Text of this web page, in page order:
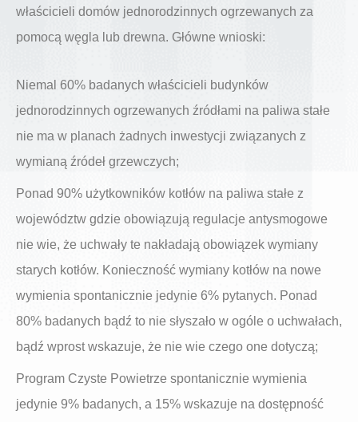
właścicieli domów jednorodzinnych ogrzewanych za
pomocą węgla lub drewna. Główne wnioski:
Niemal 60% badanych właścicieli budynków
jednorodzinnych ogrzewanych źródłami na paliwa stałe
nie ma w planach żadnych inwestycji związanych z
wymianą źródeł grzewczych;
Ponad 90% użytkowników kotłów na paliwa stałe z
województw gdzie obowiązują regulacje antysmogowe
nie wie, że uchwały te nakładają obowiązek wymiany
starych kotłów. Konieczność wymiany kotłów na nowe
wymienia spontanicznie jedynie 6% pytanych. Ponad
80% badanych bądź to nie słyszało w ogóle o uchwałach,
bądź wprost wskazuje, że nie wie czego one dotyczą;
Program Czyste Powietrze spontanicznie wymienia
jedynie 9% badanych, a 15% wskazuje na dostępność